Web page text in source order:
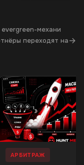
механи
переходят на→
АРБИТРАЖ